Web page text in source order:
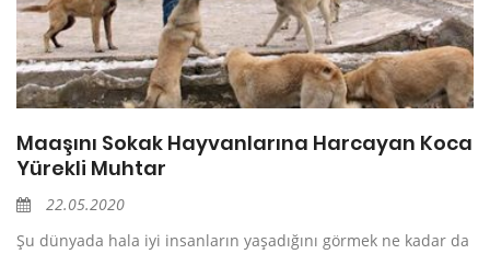
Maaşını Sokak Hayvanlarına Harcayan Koca
Yürekli Muhtar
22.05.2020
Şu dünyada hala iyi insanların yaşadığını görmek ne kadar da